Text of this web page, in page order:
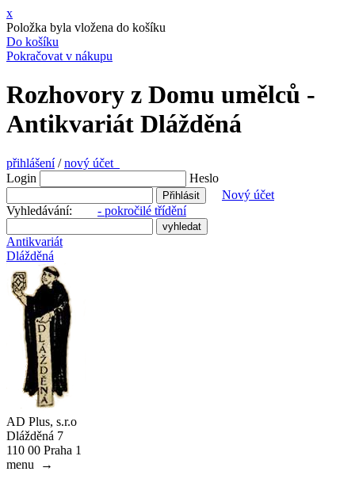
x
Položka byla vložena do košíku
Do košíku
Pokračovat v nákupu
Rozhovory z Domu umělců -
Antikvariát Dlážděná
přihlášení/nový účet
Login
Heslo
Nový účet
Vyhledávání: - pokročilé třídění
Antikvariát
Dlážděná
AD Plus, s.r.o
Dlážděná 7
110 00 Praha 1
menu
→